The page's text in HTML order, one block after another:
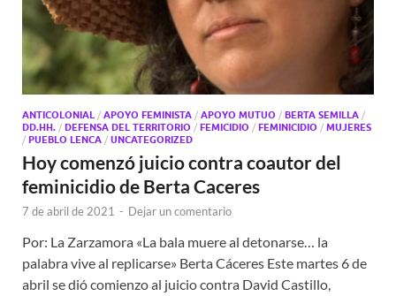
ANTICOLONIAL / APOYO FEMINISTA / APOYO MUTUO / BERTA SEMILLA /
DD.HH. / DEFENSA DEL TERRITORIO / FEMICIDIO / FEMINICIDIO / MUJERES
/ PUEBLO LENCA / UNCATEGORIZED
Hoy comenzó juicio contra coautor del
feminicidio de Berta Caceres
7 de abril de 2021 - Dejar un comentario
Por: La Zarzamora «La bala muere al detonarse… la
palabra vive al replicarse» Berta Cáceres Este martes 6 de
abril se dió comienzo al juicio contra David Castillo,